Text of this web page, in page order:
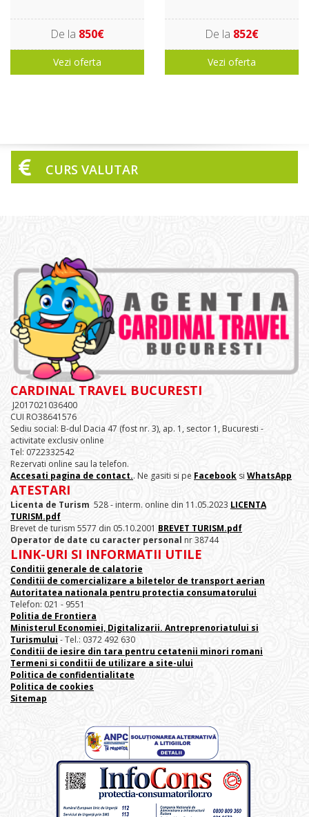
De la 850€
Vezi oferta
De la 852€
Vezi oferta
CURS VALUTAR
CARDINAL TRAVEL BUCURESTI
J2017021036400
CUI RO38641576
Sediu social: B-dul Dacia 47 (fost nr. 3), ap. 1, sector 1, Bucuresti -
activitate exclusiv online
Tel: 0722332542
Rezervati online sau la telefon.
Accesati pagina de contact.. Ne gasiti si pe Facebook si WhatsApp
ATESTARI
Licenta de Turism 528 - interm. online din 11.05.2023 LICENTA
TURISM.pdf
Brevet de turism 5577 din 05.10.2001 BREVET TURISM.pdf
Operator de date cu caracter personal nr 38744
LINK-URI SI INFORMATII UTILE
Conditii generale de calatorie
Conditii de comercializare a biletelor de transport aerian
Autoritatea nationala pentru protectia consumatorului
Telefon: 021 - 9551
Politia de Frontiera
Ministerul Economiei, Digitalizarii. Antreprenoriatului si
Turismului - Tel.: 0372 492 630
Conditii de iesire din tara pentru cetatenii minori romani
Termeni si conditii de utilizare a site-ului
Politica de confidentialitate
Politica de cookies
Sitemap